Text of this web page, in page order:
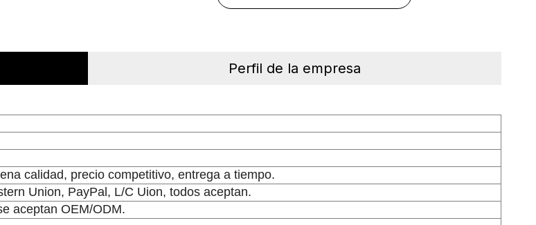
Perfil de la empresa
calidad, precio competitivo, entrega a tiempo.
Union, PayPal, L/C Uion, todos aceptan.
aceptan OEM/ODM.